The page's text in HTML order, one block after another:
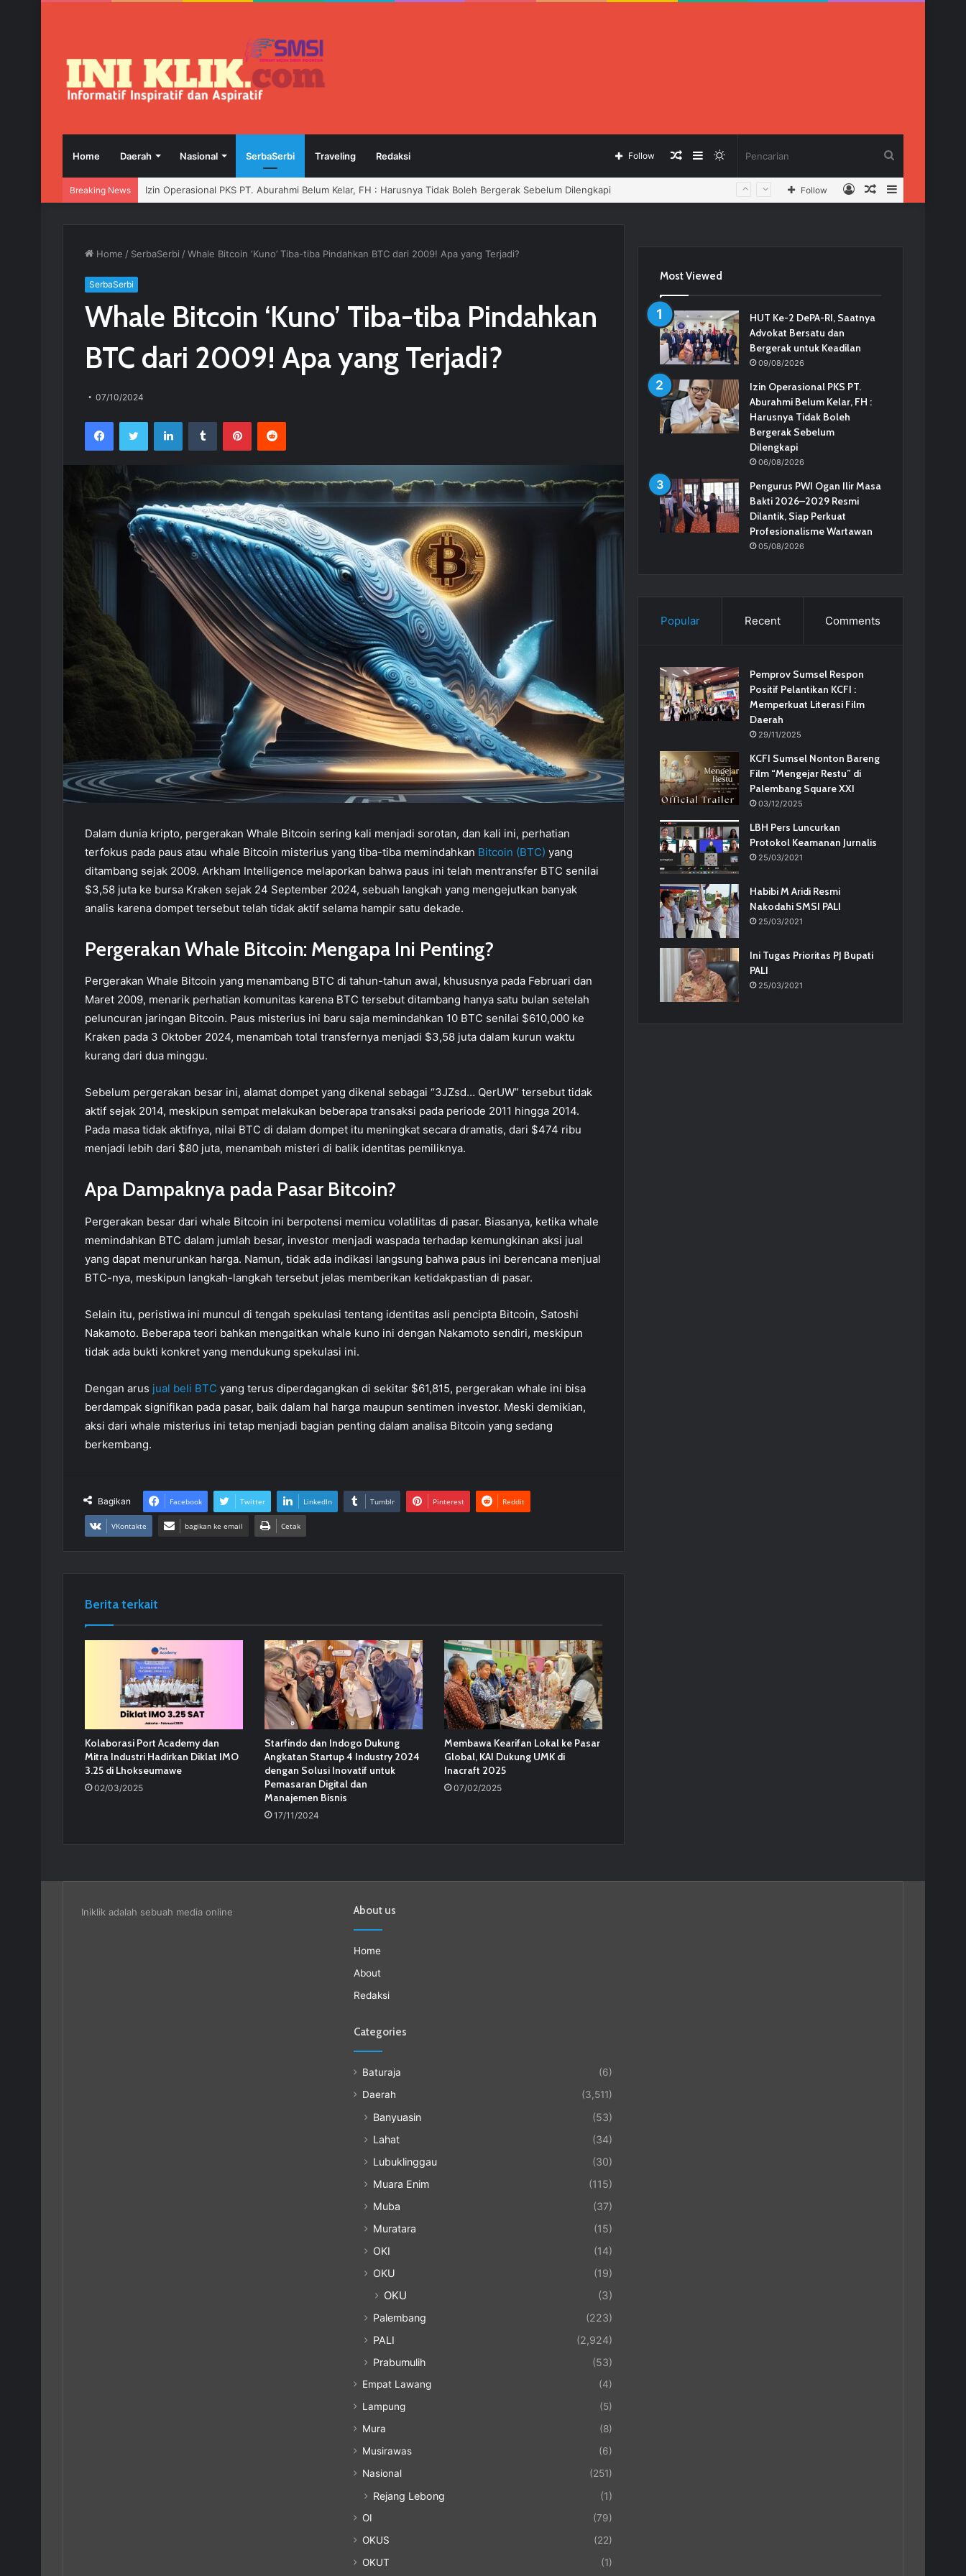
Home Daerah Nasional SerbaSerbi Traveling Redaksi Switch
Sidebar
Berita
Follow
Breaking News Pengurus PWI Ogan Ilir Masa Bakti 2026–2029 Resmi Dilantik, Siap Perkuat Profesionalisme Wartawan
Berita
Log
Follow
Home / SerbaSerbi /Whale Bitcoin ‘Kuno’ Tiba-tiba Pindahkan BTC dari 2009! Apa yang Terjadi?
SerbaSerbi
Whale Bitcoin ‘Kuno’ Tiba-tiba Pindahkan
BTC dari 2009! Apa yang Terjadi?
07/10/2024
Dalam dunia kripto, pergerakan Whale Bitcoin sering kali menjadi sorotan, dan kali ini, perhatian
terfokus pada paus atau whale Bitcoin misterius yang tiba-tiba memindahkan Bitcoin (BTC) yang
ditambang sejak 2009. Arkham Intelligence melaporkan bahwa paus ini telah mentransfer BTC senilai
$3,58 juta ke bursa Kraken sejak 24 September 2024, sebuah langkah yang mengejutkan banyak
analis karena dompet tersebut telah tidak aktif selama hampir satu dekade.
Pergerakan Whale Bitcoin: Mengapa Ini Penting?
Pergerakan Whale Bitcoin yang menambang BTC di tahun-tahun awal, khususnya pada Februari dan
Maret 2009, menarik perhatian komunitas karena BTC tersebut ditambang hanya satu bulan setelah
peluncuran jaringan Bitcoin. Paus misterius ini baru saja memindahkan 10 BTC senilai $610,000 ke
Kraken pada 3 Oktober 2024, menambah total transfernya menjadi $3,58 juta dalam kurun waktu
kurang dari dua minggu.
Sebelum pergerakan besar ini, alamat dompet yang dikenal sebagai “3JZsd… QerUW” tersebut tidak
aktif sejak 2014, meskipun sempat melakukan beberapa transaksi pada periode 2011 hingga 2014.
Pada masa tidak aktifnya, nilai BTC di dalam dompet itu meningkat secara dramatis, dari $474 ribu
menjadi lebih dari $80 juta, menambah misteri di balik identitas pemiliknya.
Apa Dampaknya pada Pasar Bitcoin?
Pergerakan besar dari whale Bitcoin ini berpotensi memicu volatilitas di pasar. Biasanya, ketika whale
memindahkan BTC dalam jumlah besar, investor menjadi waspada terhadap kemungkinan aksi jual
yang dapat menurunkan harga. Namun, tidak ada indikasi langsung bahwa paus ini berencana menjual
BTC-nya, meskipun langkah-langkah tersebut jelas memberikan ketidakpastian di pasar.
Selain itu, peristiwa ini muncul di tengah spekulasi tentang identitas asli pencipta Bitcoin, Satoshi
Nakamoto. Beberapa teori bahkan mengaitkan whale kuno ini dengan Nakamoto sendiri, meskipun
tidak ada bukti konkret yang mendukung spekulasi ini.
Dengan arus jual beli BTC yang terus diperdagangkan di sekitar $61,815, pergerakan whale ini bisa
berdampak signifikan pada pasar, baik dalam hal harga maupun sentimen investor. Meski demikian,
aksi dari whale misterius ini tetap menjadi bagian penting dalam analisa Bitcoin yang sedang
berkembang.
Bagikan Facebook Twitter LinkedIn Tumblr Pinterest Reddit
VKontakte bagikan ke email Cetak
Berita terkait
Kolaborasi Port Academy dan
Mitra Industri Hadirkan Diklat IMO
3.25 di Lhokseumawe
02/03/2025
Starfindo dan Indogo Dukung
Angkatan Startup 4 Industry 2024
dengan Solusi Inovatif untuk
Pemasaran Digital dan
Manajemen Bisnis
17/11/2024
Membawa Kearifan Lokal ke Pasar
Global, KAI Dukung UMK di
Inacraft 2025
07/02/2025
Most Viewed
HUT Ke-2 DePA-RI, Saatnya
Advokat Bersatu dan
Bergerak untuk Keadilan
09/08/2026
Izin Operasional PKS PT.
Aburahmi Belum Kelar, FH :
Harusnya Tidak Boleh
Bergerak Sebelum
Dilengkapi
06/08/2026
Pengurus PWI Ogan Ilir Masa
Bakti 2026–2029 Resmi
Dilantik, Siap Perkuat
Profesionalisme Wartawan
05/08/2026
Popular Recent Comments
Pemprov Sumsel Respon
Positif Pelantikan KCFI :
Memperkuat Literasi Film
Daerah
29/11/2025
KCFI Sumsel Nonton Bareng
Film “Mengejar Restu” di
Palembang Square XXI
03/12/2025
LBH Pers Luncurkan
Protokol Keamanan Jurnalis
25/03/2021
Habibi M Aridi Resmi
Nakodahi SMSI PALI
25/03/2021
Ini Tugas Prioritas PJ Bupati
PALI
25/03/2021
Iniklik adalah sebuah media online About us
Home
About
Redaksi
Categories
Baturaja
(6)
Daerah
(3,511)
Banyuasin
(53)
Lahat
(34)
Lubuklinggau
(30)
Muara Enim
(115)
Muba
(37)
Muratara
(15)
OKI
(14)
OKU
(19)
OKU (3)
Palembang
(223)
PALI
(2,924)
Prabumulih
(53)
Empat Lawang
(4)
Lampung
(5)
Mura
(8)
Musirawas
(6)
Nasional
(251)
Rejang Lebong (1)
OI
(79)
OKUS
(22)
OKUT
(1)